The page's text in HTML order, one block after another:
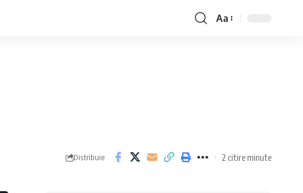
Font
Aa
Distribuie 2 citire minute